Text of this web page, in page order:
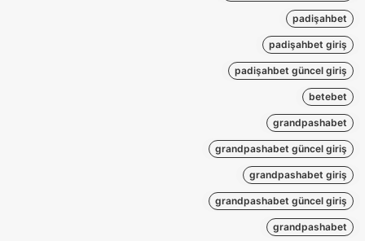
padişahbet
padişahbet giriş
padişahbet güncel giriş
betebet
grandpashabet
grandpashabet güncel giriş
grandpashabet giriş
grandpashabet güncel giriş
grandpashabet